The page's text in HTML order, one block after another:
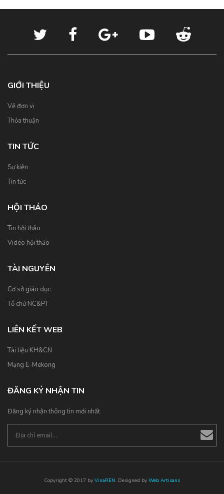
GIỚI THIỆU
Về đơn vị
Thỏa thuận
TIN TỨC
Sự kiện
Tin tức
HỘI THẢO
Tin hội thảo
Video hội thảo
TÀI NGUYÊN
Cơ sở giáo dục
Tổ chứ NC&PT
LIÊN KẾT WEB
Tài liệu KH&CN
Mạng E-Mekong
ĐĂNG KÝ NHẬN TIN
Đăng ký nhận thông tin mới nhất
Copyright © 2017 by VinaREN. Designed by Web Artisans